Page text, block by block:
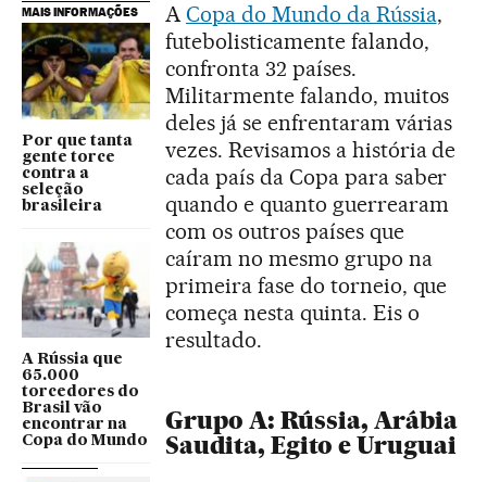
MAIS INFORMAÇÕES
Por que tanta
gente torce
contra a
seleção
brasileira
A Rússia que
65.000
torcedores do
Brasil vão
encontrar na
Copa do Mundo
ACopa do Mundo da Rússia,
futebolisticamente falando,
confronta 32 países.
Militarmente falando, muitos
deles já se enfrentaram várias
vezes. Revisamos a história de
cada país da Copa para saber
quando e quanto guerrearam
com os outros países que
caíram no mesmo grupo na
primeira fase do torneio, que
começa nesta quinta. Eis o
resultado.
Grupo A: Rússia, Arábia
Saudita, Egito e Uruguai